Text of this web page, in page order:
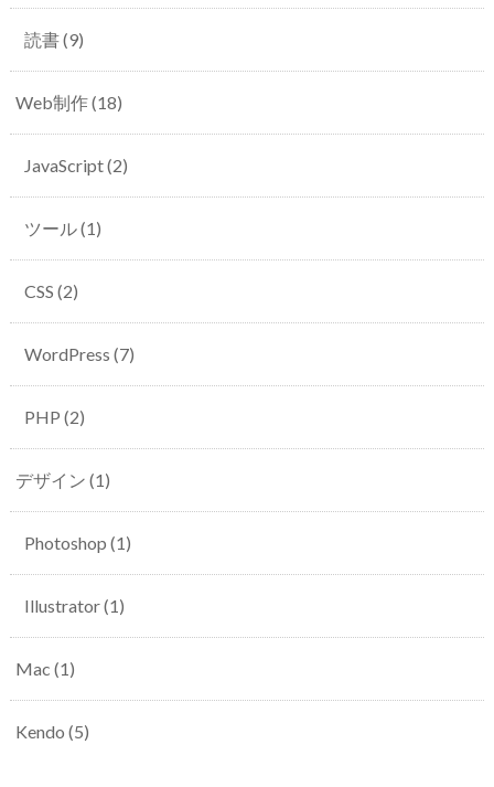
読書(9)
Web制作(18)
JavaScript(2)
ツール(1)
CSS (2)
WordPress (7)
PHP (2)
デザイン (1)
Photoshop (1)
Illustrator(1)
Mac (1)
Kendo (5)